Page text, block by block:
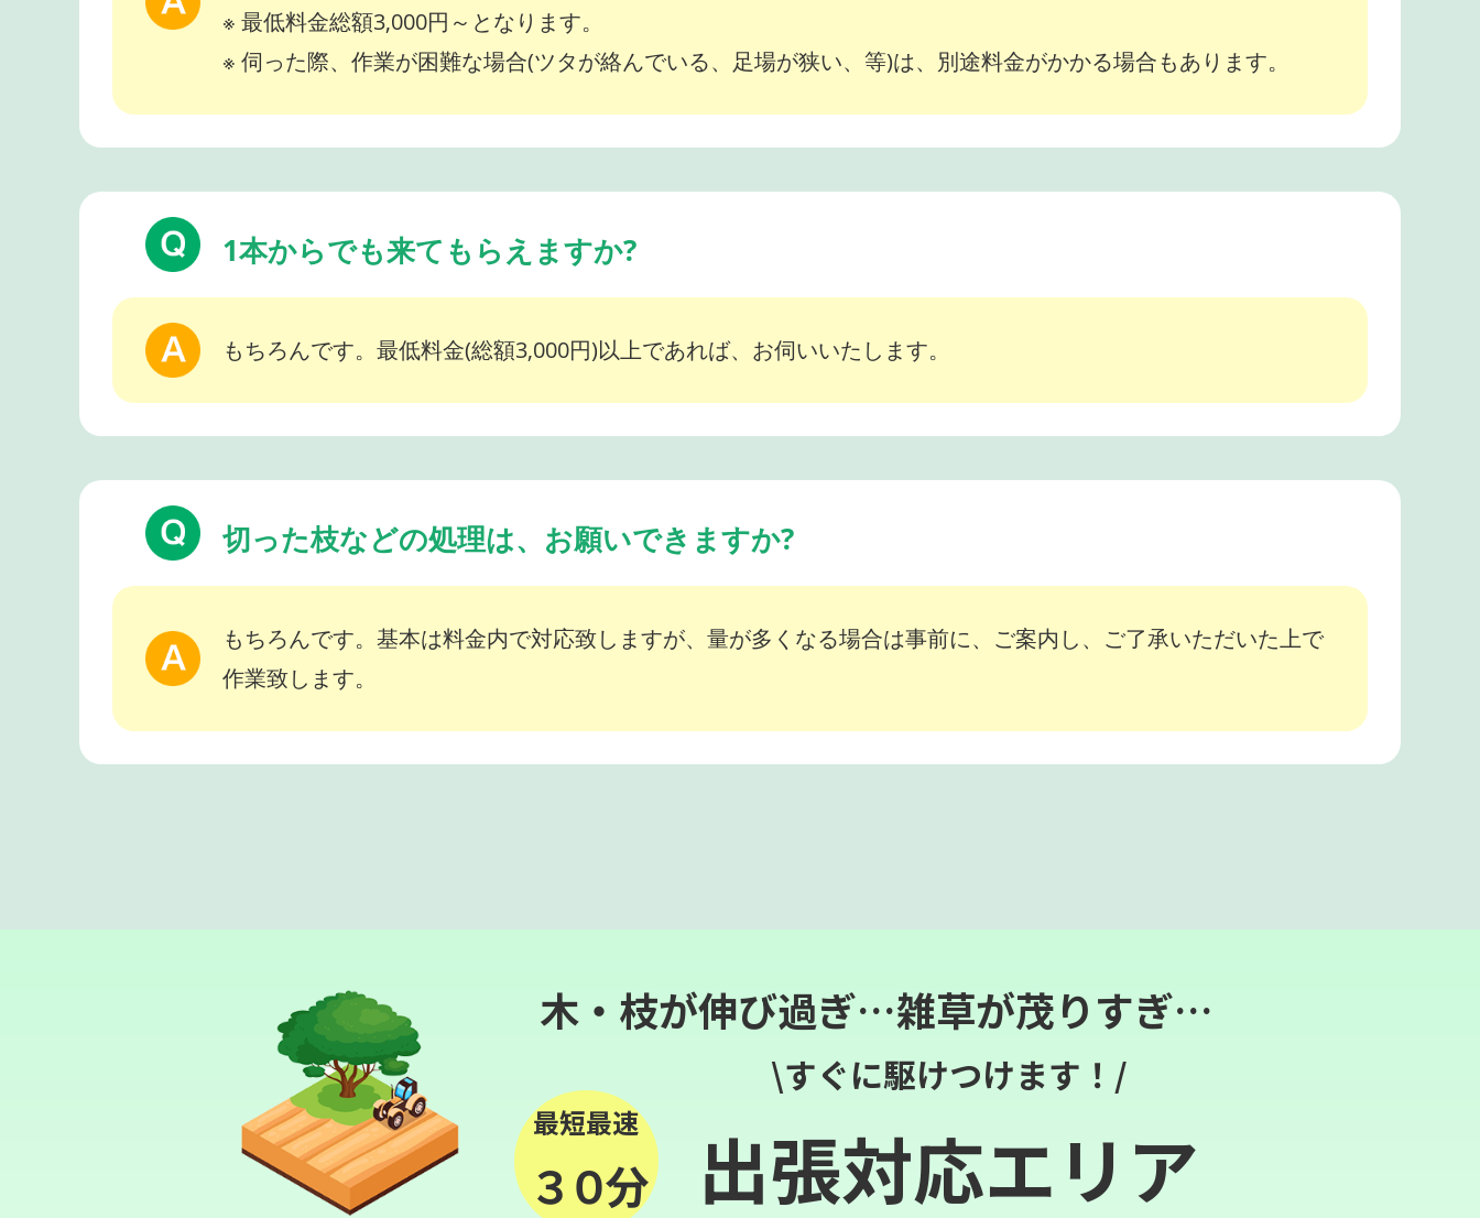
※ 最低料金総額3,000円～となります。
※ 伺った際、作業が困難な場合(ツタが絡んでいる、足場が狭い、等)は、別途料金がかかる場合もあります。
1本からでも来てもらえますか?
もちろんです。最低料金(総額3,000円)以上であれば、お伺いいたします。
切った枝などの処理は、お願いできますか?
もちろんです。基本は料金内で対応致しますが、量が多くなる場合は事前に、ご案内し、ご了承いただいた上で
作業致します。
木・枝が伸び過ぎ…雑草が茂りすぎ…
最短最速
３０分
\すぐに駆けつけます！/
出張対応エリア